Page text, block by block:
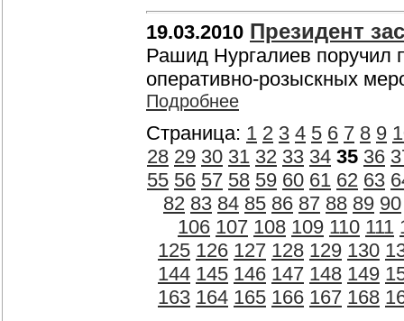
19.03.2010 Президент
Рашид Нургалиев поручил
оперативно-розыскных
Подробнее
Страница: 1 2 3 4 5 6 7 8 9
28 29 30 31 32 33 34 35 36
55 56 57 58 59 60 61 62 63
82 83 84 85 86 87 88 89 90
106 107 108 109 110 111
125 126 127 128 129 130
144 145 146 147 148 149
163 164 165 166 167 168